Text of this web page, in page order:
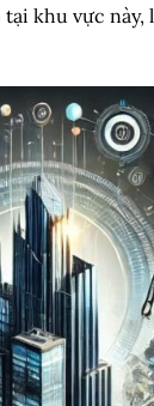
khu vực